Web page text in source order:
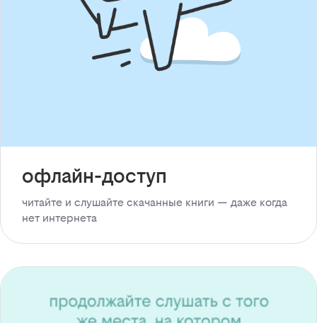
офлайн-доступ
читайте и слушайте скачанные книги — даже когда
нет интернета